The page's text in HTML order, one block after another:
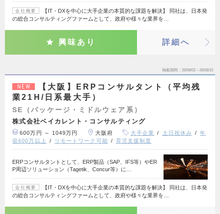
会社概要
【IT・DXを中心に大手企業の本質的な課題を解決】 同社は、日本発
の総合コンサルティングファームとして、政府や様々な業界を…
興味あり 詳細へ
掲載期間 26/08/02～26/08/15
NEW
【大阪】ERPコンサルタント（平均残
業21H/日系最大手）
SE（パッケージ・ミドルウェア系）
株式会社ベイカレント・コンサルティング
600万円 ～ 1049万円 大阪府 大手企業 土日祝休み
年
収600万以上
リモートワーク可能 育児支援制度
ERPコンサルタントとして、ERP製品（SAP、IFS等）やER
P周辺ソリューション（Tagetik、Concur等）に…
会社概要
【IT・DXを中心に大手企業の本質的な課題を解決】 同社は、日本発
の総合コンサルティングファームとして、政府や様々な業界を…